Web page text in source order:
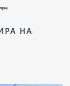
НА